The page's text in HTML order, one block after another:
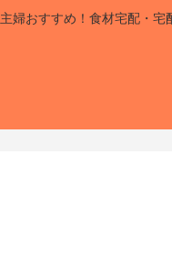
主婦おすすめ！食材宅配・